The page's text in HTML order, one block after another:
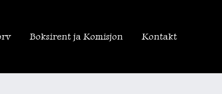
Boksirent ja Komisjon Kontakt